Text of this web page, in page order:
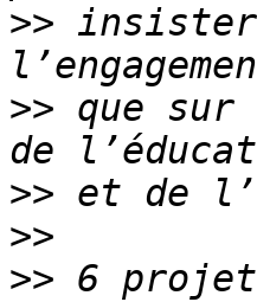
>>
>> que sur
>>
>>
>> 6